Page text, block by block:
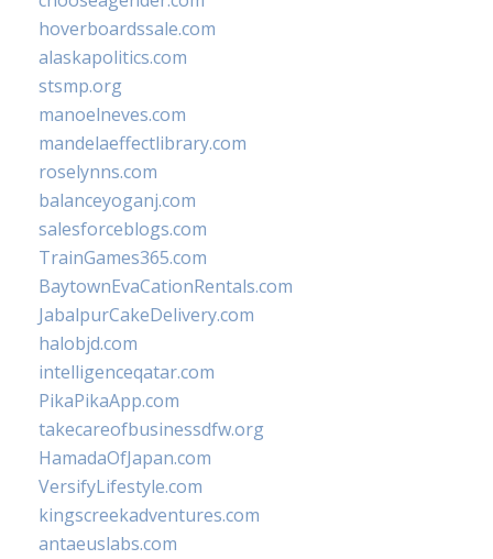
hoverboardssale.com
alaskapolitics.com
stsmp.org
manoelneves.com
mandelaeffectlibrary.com
roselynns.com
balanceyoganj.com
salesforceblogs.com
TrainGames365.com
BaytownEvaCationRentals.com
JabalpurCakeDelivery.com
halobjd.com
intelligenceqatar.com
PikaPikaApp.com
takecareofbusinessdfw.org
HamadaOfJapan.com
VersifyLifestyle.com
kingscreekadventures.com
antaeuslabs.com